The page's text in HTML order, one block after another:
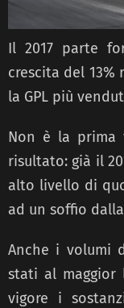
Il 2017 parte
crescita del 13%
la GPL più
Non è la prima
risultato: già il
alto livello di
ad un soffio
Anche i volumi
stati al maggior
vigore i